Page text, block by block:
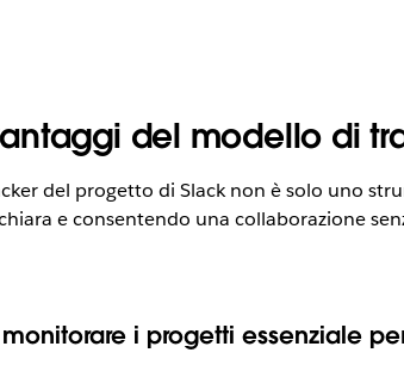
del modello di
del progetto di Slack non è solo uno
e consentendo una collaborazione
i progetti essenziale